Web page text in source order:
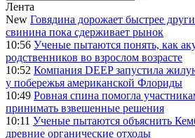
Лента
New Говядина дорожает быстрее
свинина пока сдерживает рынок
10:56 Ученые пытаются понять, как
родственников во взрослом возрасте
10:52 Компания DEEP запустила
у побережья американской Флориды
10:49 Ровная спина помогла
принимать взвешенные решения
10:11 Ученые пытаются объяснить
древние органические отходы